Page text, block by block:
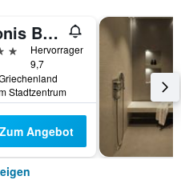
Andronis Boutique Hotel
Hervorragend
9,7
Stadtzentrum
Zum Angebot